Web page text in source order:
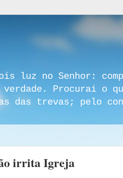
luz no Senhor:
Procurai o
das trevas; pelo
irrita Igreja